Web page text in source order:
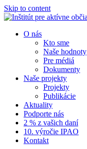
Skip to content
O nás
Kto sme
Naše hodnoty
Pre médiá
Dokumenty
Naše projekty
Projekty
Publikácie
Aktuality
Podporte nás
2 % z vašich daní
10. výročie IPAO
Kontakt